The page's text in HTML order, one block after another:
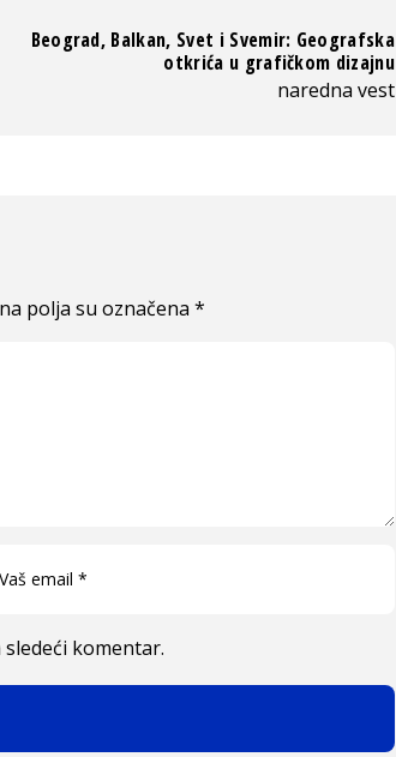
Beograd, Balkan, Svet i Svemir: Geografska
otkrića u grafičkom dizajnu
naredna vest
polja su označena *
komentar.